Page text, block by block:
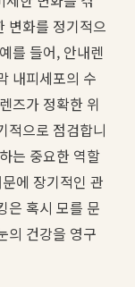
변화를 정기적으
를 들어, 안내렌
내피세포의 수
즈가 정확한 위
적으로 점검합니
는 중요한 역할
에 장기적인 관
은 혹시 모를 문
의 건강을 영구